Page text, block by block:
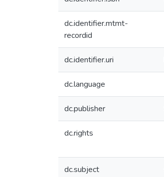
dc.identifier.mtmt-
recordid
dc.identifier.uri
dc.language
dc.publisher
dc.rights
dc.subject